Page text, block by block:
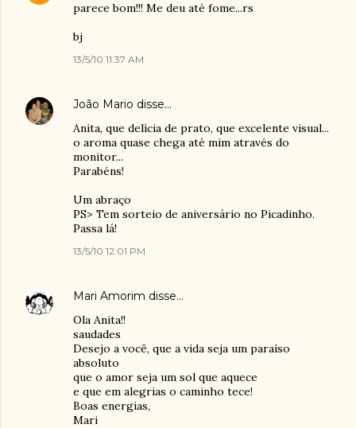
parece bom!!! Me deu até fome...rs
bj
13/5/10 11:37 AM
João Mario disse…
Anita, que delícia de prato, que excelente visual...
o aroma quase chega até mim através do
monitor...
Parabéns!
Um abraço
PS> Tem sorteio de aniversário no Picadinho.
Passa lá!
13/5/10 12:01 PM
Mari Amorim disse…
Ola Anita!!
saudades
Desejo a você, que a vida seja um paraíso
absoluto
que o amor seja um sol que aquece
e que em alegrias o caminho tece!
Boas energias,
Mari